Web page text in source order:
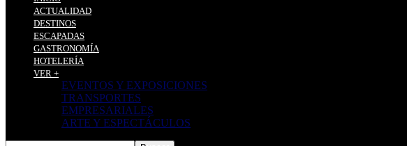
ACTUALIDAD
DESTINOS
ESCAPADAS
GASTRONOMÍA
HOTELERÍA
VER +
EVENTOS Y EXPOSICIONES
TRANSPORTES
EMPRESARIALES
ARTE Y ESPECTÁCULOS